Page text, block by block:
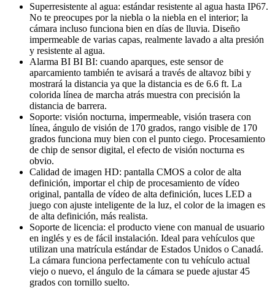
Superresistente al agua: estándar resistente al agua hasta IP67.
No te preocupes por la niebla o la niebla en el interior; la
cámara incluso funciona bien en días de lluvia. Diseño
impermeable de varias capas, realmente lavado a alta presión
y resistente al agua.
Alarma BI BI BI: cuando aparques, este sensor de
aparcamiento también te avisará a través de altavoz bibi y
mostrará la distancia ya que la distancia es de 6.6 ft. La
colorida línea de marcha atrás muestra con precisión la
distancia de barrera.
Soporte: visión nocturna, impermeable, visión trasera con
línea, ángulo de visión de 170 grados, rango visible de 170
grados funciona muy bien con el punto ciego. Procesamiento
de chip de sensor digital, el efecto de visión nocturna es
obvio.
Calidad de imagen HD: pantalla CMOS a color de alta
definición, importar el chip de procesamiento de vídeo
original, pantalla de vídeo de alta definición, luces LED a
juego con ajuste inteligente de la luz, el color de la imagen es
de alta definición, más realista.
Soporte de licencia: el producto viene con manual de usuario
en inglés y es de fácil instalación. Ideal para vehículos que
utilizan una matrícula estándar de Estados Unidos o Canadá.
La cámara funciona perfectamente con tu vehículo actual
viejo o nuevo, el ángulo de la cámara se puede ajustar 45
grados con tornillo suelto.